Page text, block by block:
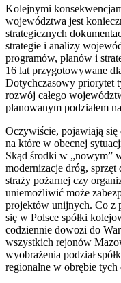
Kolejnymi
województwa jest
strategicznych
strategie i analizy
programów, planów i
16 lat przygotowywane
Dotychczasowy priorytet
rozwój całego
planowanym podziałem
Oczywiście, pojawiają
na które w obecnej
Skąd środki w „nowym”
modernizacje dróg,
straży pożarnej czy
uniemożliwić może
projektów unijnych. Co z
się w Polsce spółki
codziennie dowozi do
wszystkich rejonów
wyobrażenia podział
regionalne w obrębie